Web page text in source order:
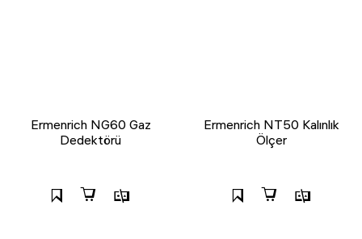
Ermenrich NG60 Gaz
Dedektörü
Ermenrich NT50 Kalınlık
Ölçer